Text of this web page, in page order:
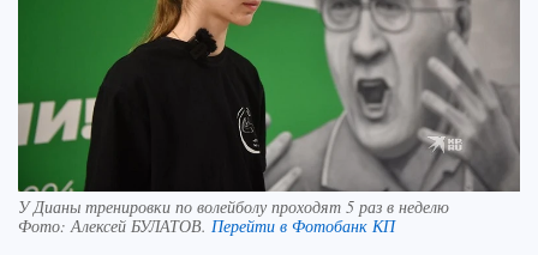
У Дианы тренировки по волейболу проходят 5 раз в неделю
Фото:Алексей БУЛАТОВ. Перейти в Фотобанк КП